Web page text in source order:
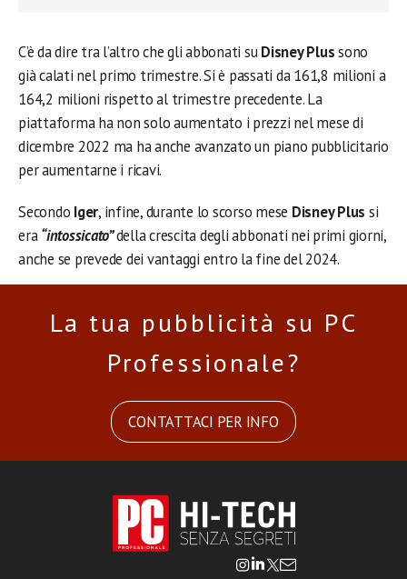
C’è da dire tra l’altro che gli abbonati suDisney Plussono
già calati nel primo trimestre. Si è passati da 161,8 milioni a
164,2 milioni rispetto al trimestre precedente. La
piattaforma ha non solo aumentato i prezzi nel mese di
dicembre 2022 ma ha anche avanzato un piano pubblicitario
per aumentarne i ricavi.
Secondo Iger, infine, durante lo scorso mese Disney Plus si
era“intossicato”della crescita degli abbonati nei primi giorni,
anche se prevede dei vantaggi entro la fine del 2024.
La tua pubblicità su PC
Professionale?
CONTATTACI PER INFO